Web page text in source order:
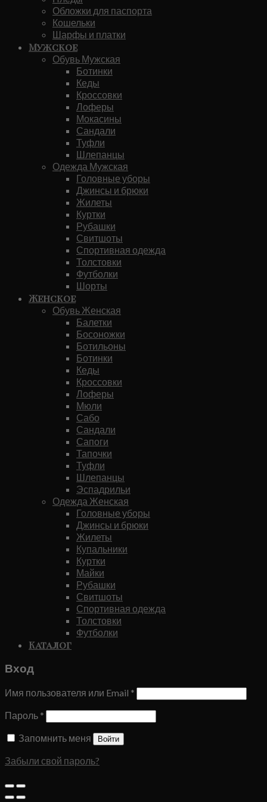
Обложки для паспорта
Кошельки
Шарфы и платки
Мужское
Обувь Мужская
Ботинки
Кеды
Кроссовки
Лоферы
Мокасины
Сандали
Туфли
Шлепанцы
Одежда Мужская
Головные уборы
Джинсы и брюки
Жилеты
Куртки
Рубашки
Свитшоты
Спортивная одежда
Толстовки
Футболки
Шорты
Женское
Обувь Женская
Балетки
Босоножки
Ботильоны
Ботинки
Кеды
Кроссовки
Лоферы
Мюли
Сабо
Сандали
Сапоги
Тапочки
Туфли
Шлепанцы
Эспадрильи
Одежда Женская
Головные уборы
Джинсы и брюки
Жилеты
Купальники
Куртки
Майки
Рубашки
Свитшоты
Спортивная одежда
Толстовки
Футболки
Каталог
Вход
Имя пользователя или Email *
Пароль *
Запомнить меня
Войти
Забыли свой пароль?